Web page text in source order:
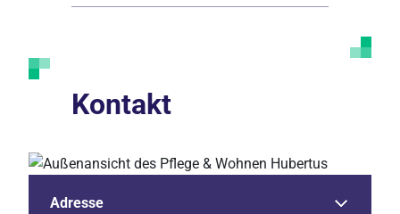
Kontakt
Adresse